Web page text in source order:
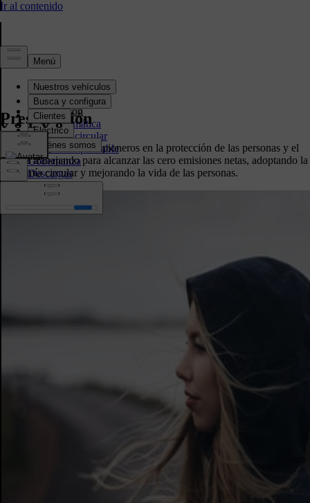
Sostenibilidad
Presentación
Acción climática
Economía circular
Negocio responsable
Gobernanza
Descargas
Presentación
Nuestro objetivo es ser pioneros en la protección de las personas y el
planeta trabajando para alcanzar las cero emisiones netas, adoptando la
economía circular y mejorando la vida de las personas.